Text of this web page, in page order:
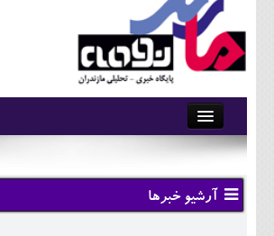
آرشیو
تماس با ما
وبلاگ
آرشیو خبرها